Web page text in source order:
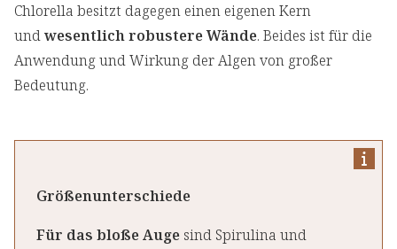
Chlorella besitzt dagegen einen eigenen Kern
undwesentlich robustere Wände. Beides ist für die
Anwendung und Wirkung der Algen von großer
Bedeutung.
Größenunterschiede
Für das bloße Auge sind Spirulina und